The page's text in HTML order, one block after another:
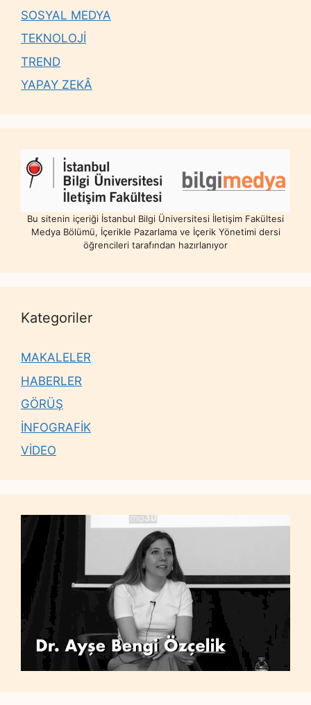
SOSYAL MEDYA
TEKNOLOJİ
TREND
YAPAY ZEKÂ
Bu sitenin içeriği İstanbul Bilgi Üniversitesi İletişim Fakültesi
Medya Bölümü, İçerikle Pazarlama ve İçerik Yönetimi dersi
öğrencileri tarafından hazırlanıyor
Kategoriler
MAKALELER
HABERLER
GÖRÜŞ
İNFOGRAFİK
VİDEO